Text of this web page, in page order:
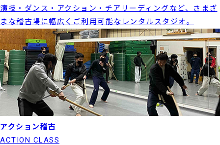
演技・ダンス・アクション・チアリーディングなど、さまざ
まな稽古場に幅広くご利用可能なレンタルスタジオ。
アクション稽古
ACTION CLASS